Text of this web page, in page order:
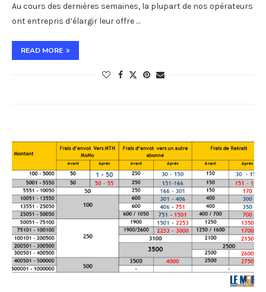
Au cours des dernières semaines, la plupart de nos opérateurs
ont entrepris d’élargir leur offre …
READ MORE